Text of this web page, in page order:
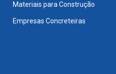
Materiais para Construção
Empresas Concreteiras